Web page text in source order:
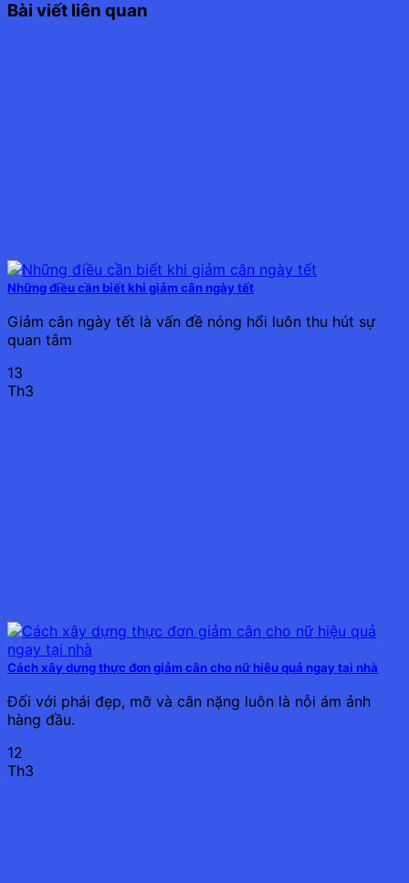
Bài viết liên quan
Những điều cần biết khi giảm cân ngày tết
Giảm cân ngày tết là vấn đề nóng hổi luôn thu hút sự
quan tâm
13
Th3
Cách xây dựng thực đơn giảm cân cho nữ hiệu quả ngay tại nhà
Đối với phái đẹp, mỡ và cân nặng luôn là nỗi ám ảnh
hàng đầu.
12
Th3